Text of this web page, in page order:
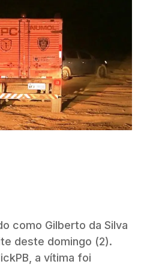
como Gilberto da Silva
deste domingo (2).
a vítima foi